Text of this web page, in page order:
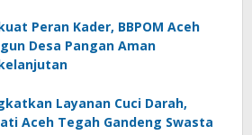
Peran Kader, BBPOM Aceh
Desa Pangan Aman
Layanan Cuci Darah,
Aceh Tegah Gandeng Swasta